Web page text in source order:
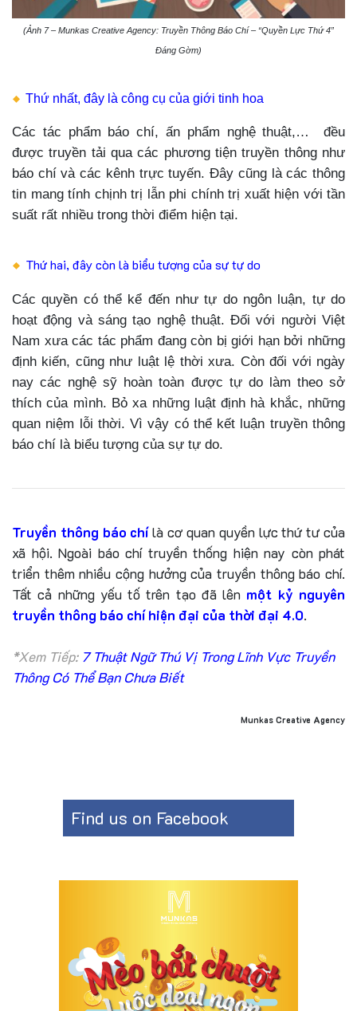
(Ảnh 7 – Munkas Creative Agency: Truyền Thông Báo Chí – “Quyền Lực Thứ 4”
Đáng Gờm)
Thứ nhất, đây là công cụ của giới tinh hoa
Các tác phẩm báo chí, ấn phẩm nghệ thuật,… đều
được truyền tải qua các phương tiện truyền thông như
báo chí và các kênh trực tuyến. Đây cũng là các thông
tin mang tính chịnh trị lẫn phi chính trị xuất hiện với tần
suất rất nhiều trong thời điểm hiện tại.
Thứ hai, đây còn là biểu tượng của sự tự do
Các quyền có thể kể đến như tự do ngôn luận, tự do
hoạt động và sáng tạo nghệ thuật. Đối với người Việt
Nam xưa các tác phẩm đang còn bị giới hạn bởi những
định kiến, cũng như luật lệ thời xưa. Còn đối với ngày
nay các nghệ sỹ hoàn toàn được tự do làm theo sở
thích của mình. Bỏ xa những luật định hà khắc, những
quan niệm lỗi thời. Vì vậy có thể kết luận truyền thông
báo chí là biểu tượng của sự tự do.
Truyền thông báo chílà cơ quan quyền lực thứ tư của
xã hội. Ngoài báo chí truyền thống hiện nay còn phát
triển thêm nhiều cộng hưởng của truyền thông báo chí.
Tất cả những yếu tố trên tạo đã lên một kỷ nguyên
truyền thông báo chí hiện đại của thời đại 4.0.
*Xem Tiếp: 7 Thuật Ngữ Thú Vị Trong Lĩnh Vực Truyền
Thông Có Thể Bạn Chưa Biết
Munkas Creative Agency
Find us on Facebook